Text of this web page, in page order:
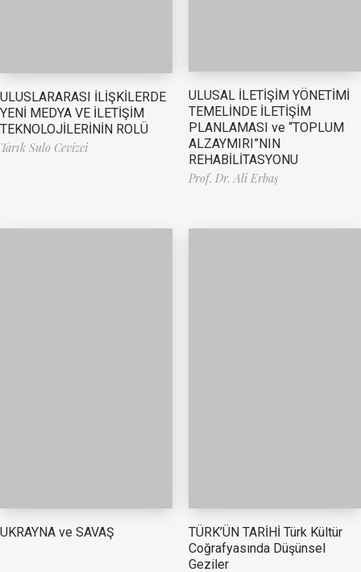
ULUSLARARASI İLİŞKİLERDE
YENİ MEDYA VE İLETİŞİM
TEKNOLOJİLERİNİN ROLÜ
Tarık Sulo Cevizci
ULUSAL İLETİŞİM YÖNETİMİ
TEMELİNDE İLETİŞİM
PLANLAMASI ve “TOPLUM
ALZAYMIRI”NIN
REHABİLİTASYONU
Prof. Dr. Ali Erbaş
UKRAYNA ve SAVAŞ
TÜRK’ÜN TARİHİ Türk Kültür
Coğrafyasında Düşünsel
Geziler